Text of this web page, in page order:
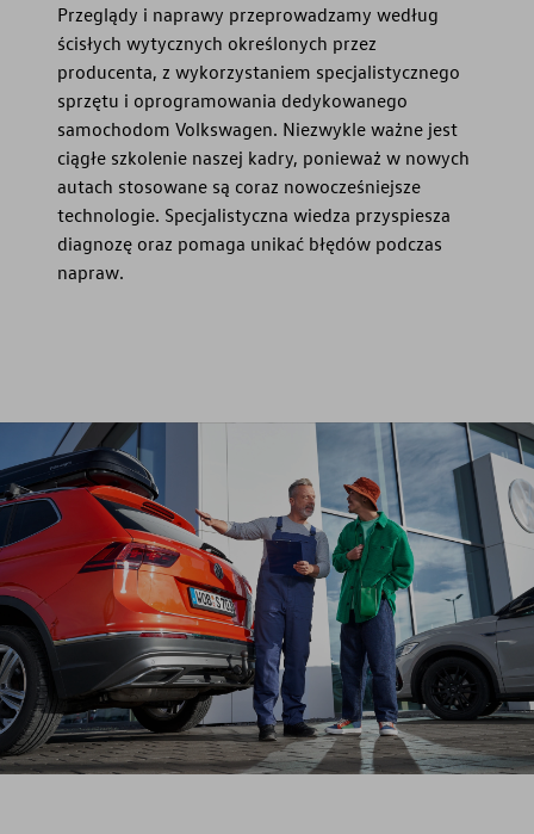
Przeglądy i naprawy przeprowadzamy według
ścisłych wytycznych określonych przez
producenta, z wykorzystaniem specjalistycznego
sprzętu i oprogramowania dedykowanego
samochodom Volkswagen. Niezwykle ważne jest
ciągłe szkolenie naszej kadry, ponieważ w nowych
autach stosowane są coraz nowocześniejsze
technologie. Specjalistyczna wiedza przyspiesza
diagnozę oraz pomaga unikać błędów podczas
napraw.